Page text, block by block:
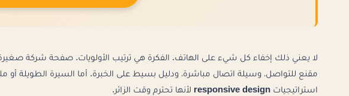
لا يعني ذلك إخفاء كل شيء على الهاتف. الفكرة هي ترتيب الأولويات. صفحة شركة
مقنع للتواصل، وسيلة اتصال مباشرة، ودليل بسيط على الخبرة. أما السيرة الطويلة أو
استراتيجيات responsive design لأنها تحترم وقت الزائر.